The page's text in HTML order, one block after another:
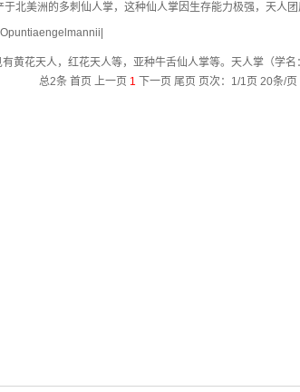
北美洲的多刺仙人掌，这种仙人掌因生存能力极强，天人
Opuntiaengelmannii
黄花天人，红花天人等，亚种牛舌仙人掌等。天人掌（学
总2条 首页 上一页 1 下一页 尾页 页次：1/1页 20条/页